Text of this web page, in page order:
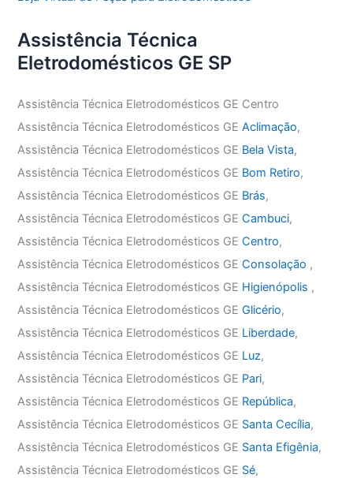
Assistência Técnica
Eletrodomésticos GE SP
Assistência Técnica Eletrodomésticos GE Centro
Assistência Técnica Eletrodomésticos GEAclimação,
Assistência Técnica Eletrodomésticos GE Bela Vista,
Assistência Técnica Eletrodomésticos GE Bom Retiro,
Assistência Técnica Eletrodomésticos GE Brás,
Assistência Técnica Eletrodomésticos GECambuci,
Assistência Técnica Eletrodomésticos GECentro,
Assistência Técnica Eletrodomésticos GEConsolação ,
Assistência Técnica Eletrodomésticos GE Higienópolis ,
Assistência Técnica Eletrodomésticos GEGlicério,
Assistência Técnica Eletrodomésticos GE Liberdade,
Assistência Técnica Eletrodomésticos GE Luz,
Assistência Técnica Eletrodomésticos GE Pari,
Assistência Técnica Eletrodomésticos GE República,
Assistência Técnica Eletrodomésticos GE Santa Cecília,
Assistência Técnica Eletrodomésticos GE Santa Efigênia,
Assistência Técnica Eletrodomésticos GE Sé,